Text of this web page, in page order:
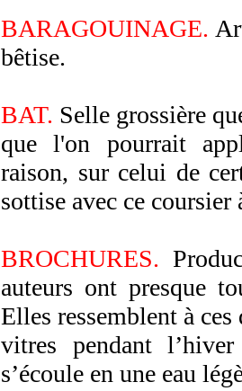
BARAGOUINAGE.
bêtise.
BAT. Selle grossière
que l'on pourrait
raison, sur celui de
sottise avec ce
BROCHURES.
auteurs ont presque
Elles ressemblent à
vitres pendant
s’écoule en une eau